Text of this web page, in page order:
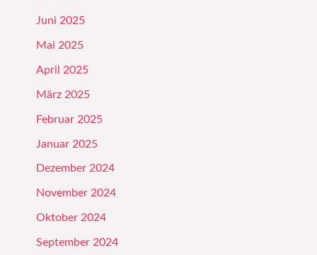
Juni 2025
Mai 2025
April 2025
März 2025
Februar 2025
Januar 2025
Dezember 2024
November 2024
Oktober 2024
September 2024